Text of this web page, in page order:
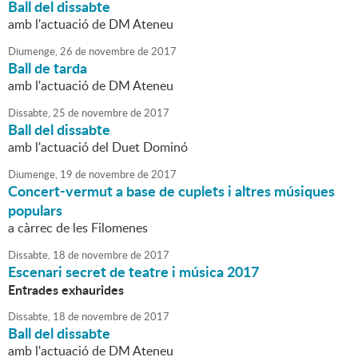
Ball del dissabte
amb l'actuació de DM Ateneu
Diumenge,26 de novembrede2017
Ball de tarda
amb l'actuació de DM Ateneu
Dissabte,25 de novembrede2017
Ball del dissabte
amb l'actuació del Duet Dominó
Diumenge, 19 de novembrede2017
Concert-vermut a base de cuplets i altres músiques
populars
a càrrec de les Filomenes
Dissabte, 18 de novembrede2017
Escenari secret de teatre i música 2017
Entrades exhaurides
Dissabte, 18 de novembrede2017
Ball del dissabte
amb l'actuació de DM Ateneu